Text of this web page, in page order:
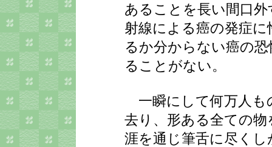
あることを長い間口
射線による癌の発症
るか分からない癌の
ることがない。
一瞬にして何万人も
去り、形ある全ての
涯を通じ筆舌に尽く